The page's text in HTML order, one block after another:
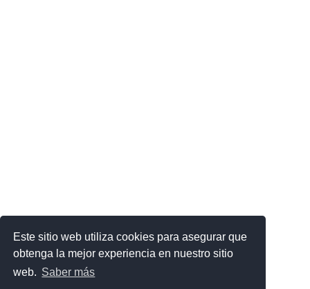
Este sitio web utiliza cookies para asegurar que
obtenga la mejor experiencia en nuestro sitio
web. Saber más